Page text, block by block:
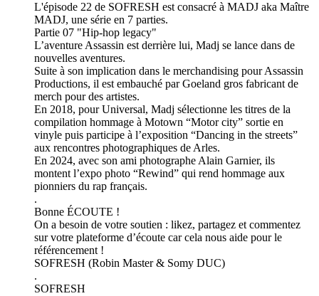
L'épisode 22 de SOFRESH est consacré à MADJ aka Maître
MADJ, une série en 7 parties.
Partie 07 "Hip-hop legacy"
L’aventure Assassin est derrière lui, Madj se lance dans de
nouvelles aventures.
Suite à son implication dans le merchandising pour Assassin
Productions, il est embauché par Goeland gros fabricant de
merch pour des artistes.
En 2018, pour Universal, Madj sélectionne les titres de la
compilation hommage à Motown “Motor city” sortie en
vinyle puis participe à l’exposition “Dancing in the streets”
aux rencontres photographiques de Arles.
En 2024, avec son ami photographe Alain Garnier, ils
montent l’expo photo “Rewind” qui rend hommage aux
pionniers du rap français.
.
Bonne ÉCOUTE !
On a besoin de votre soutien : likez, partagez et commentez
sur votre plateforme d’écoute car cela nous aide pour le
référencement !
SOFRESH (Robin Master & Somy DUC)
.
SOFRESH